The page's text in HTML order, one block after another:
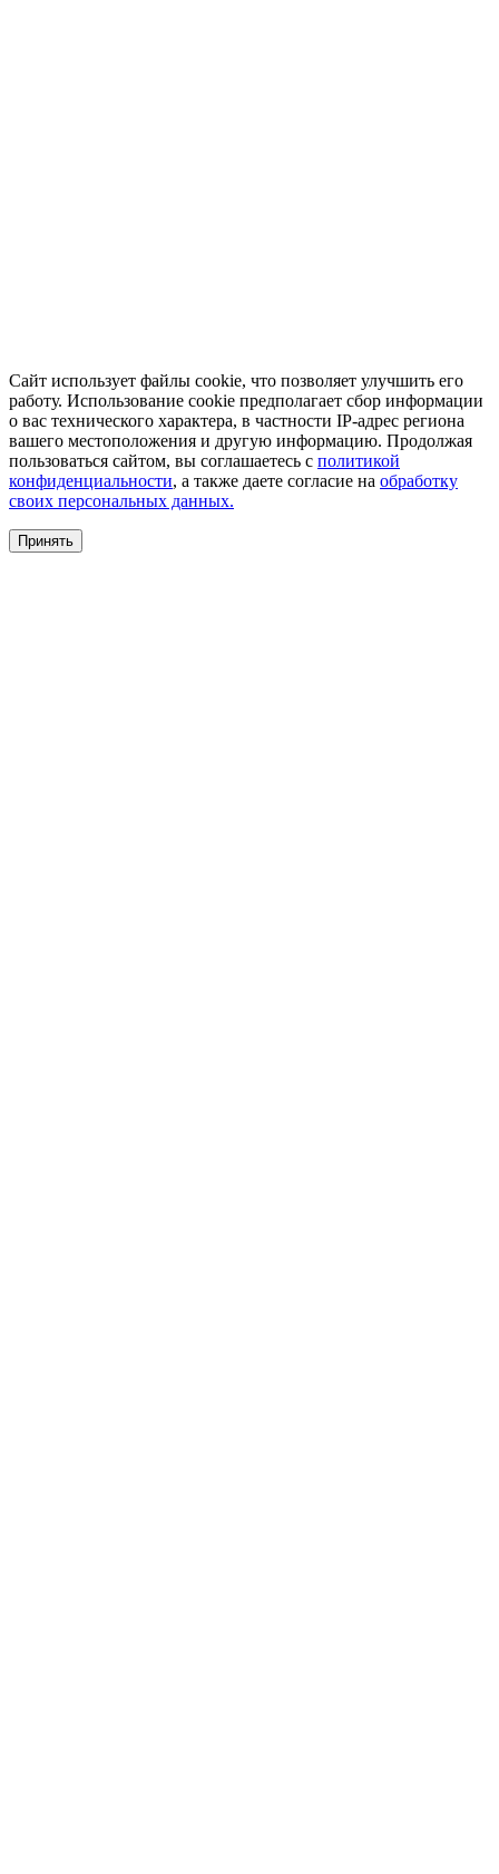
Сайт использует файлы cookie, что позволяет улучшить его
работу. Использование cookie предполагает сбор информации
о вас технического характера, в частности IP-адрес региона
вашего местоположения и другую информацию. Продолжая
пользоваться сайтом, вы соглашаетесь с политикой
конфиденциальности, а также даете согласие на обработку
своих персональных данных.
Принять